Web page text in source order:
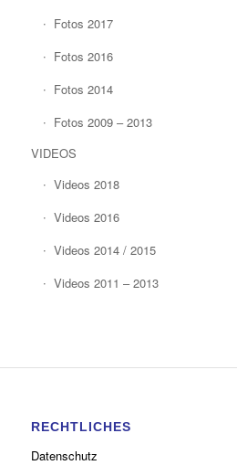
Fotos 2017
Fotos 2016
Fotos 2014
Fotos 2009 – 2013
VIDEOS
Videos 2018
Videos 2016
Videos 2014 / 2015
Videos 2011 – 2013
RECHTLICHES
Datenschutz